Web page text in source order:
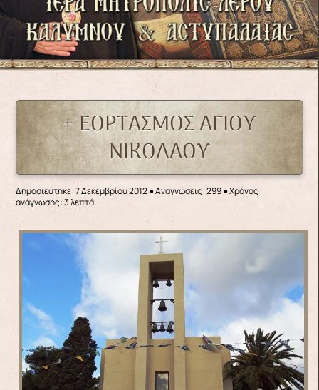
+ ΕΟΡΤΑΣΜΟΣ ΑΓΙΟΥ
ΝΙΚΟΛΑΟΥ
Δημοσιεύτηκε: 7 Δεκεμβρίου 2012●Αναγνώσεις: 299● Χρόνος
ανάγνωσης: 3 λεπτά